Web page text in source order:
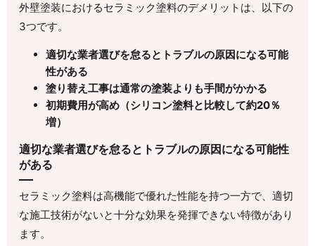
外壁塗装におけるセラミック塗料のデメリットは、以下の
3つです。
適切な業者選びを怠るとトラブルの原因になる可能
性がある
塗り替え工事は通常の塗装よりも手間がかかる
初期費用が高め（シリコン塗料と比較して約20％
増）
適切な業者選びを怠るとトラブルの原因になる可能性
がある
セラミック塗料は高機能で優れた性能を持つ一方で、適切
な施工技術がないと十分な効果を発揮できない特徴があり
ます。